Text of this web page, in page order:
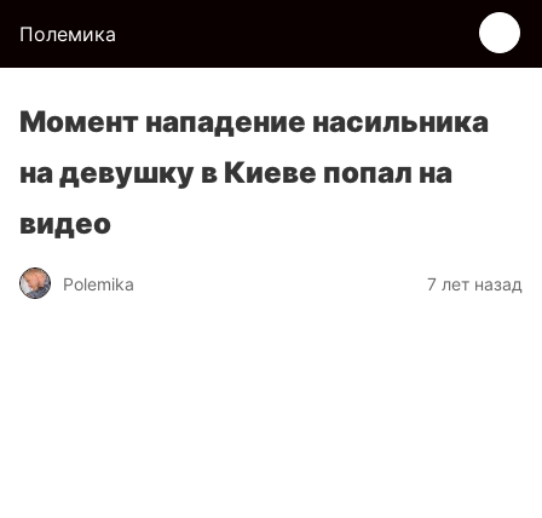
Полемика
Момент нападение насильника
на девушку в Киеве попал на
видео
Polemika 7 лет назад